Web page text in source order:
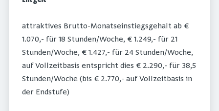
attraktives Brutto-Monatseinstiegsgehalt ab €
1.070,- für 18 Stunden/Woche, € 1.249,- für 21
Stunden/Woche, € 1.427,- für 24 Stunden/Woche,
auf Vollzeitbasis entspricht dies € 2.290,- für 38,5
Stunden/Woche (bis € 2.770,- auf Vollzeitbasis in
der Endstufe)